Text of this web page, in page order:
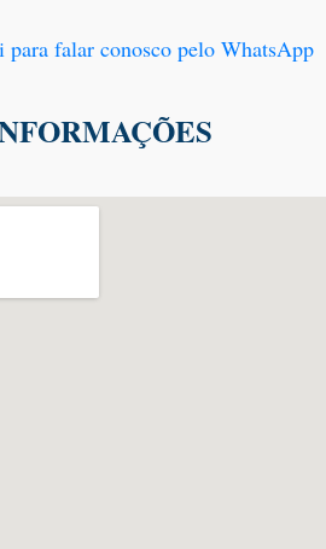
para falar conosco pelo WhatsApp